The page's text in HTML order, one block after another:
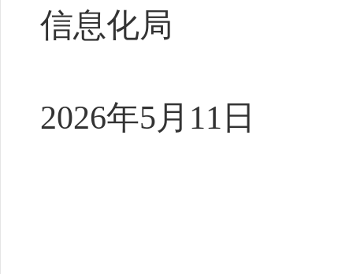
信息化局
2026年5月 11 日